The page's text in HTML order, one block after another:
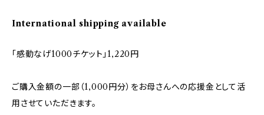
International shipping available
「感動なげ1000チケット」1,220円
ご購入金額の一部（1,000円分）をお母さんへの応援金として活
用させていただきます。